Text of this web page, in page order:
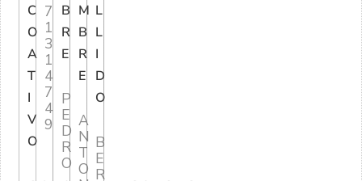
C
O
A
T
I
V
O
7
1
3
1
4
7
4
9
B
R
E
P
E
D
R
O
M
B
R
E
A
N
T
O
L
L
I
D
O
B
E
R